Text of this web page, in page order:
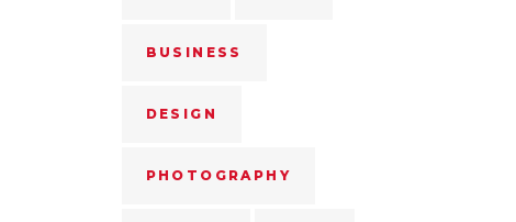
BUSINESS
DESIGN
PHOTOGRAPHY